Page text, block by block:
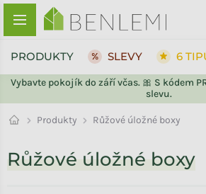
Přejít na obsah
Vybavte pokojík do září včas. 🎀 S kódem
slevu.
PRODUKTY SLEVY 6
Produkty Růžové úložné boxy
Růžové úložné boxy